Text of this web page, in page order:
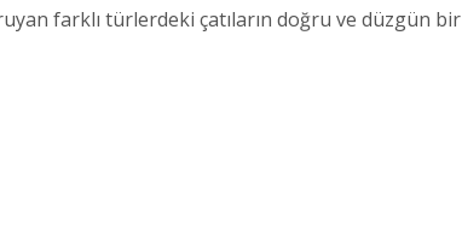
farklı türlerdeki çatıların doğru ve düzgün bir